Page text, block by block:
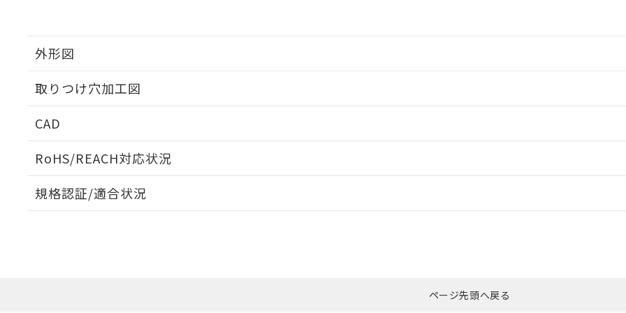
外形図
取りつけ穴加工図
CAD
RoHS/REACH対応状況
EU RoHS 注意事項・凡例
ダウンロードはこちら
規格認証/適合状況
ページ先頭へ戻る